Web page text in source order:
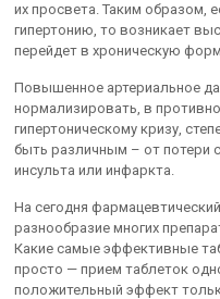
их просвета. Таким образом,
гипертонию, то возникает
перейдет в хроническую
Повышенное артериальное
нормализировать, в
гипертоническому кризу,
быть различным – от потери
инсульта или инфаркта.
На сегодня
разнообразие многих
Какие самые эффективные
просто — прием таблеток
положительный эффект